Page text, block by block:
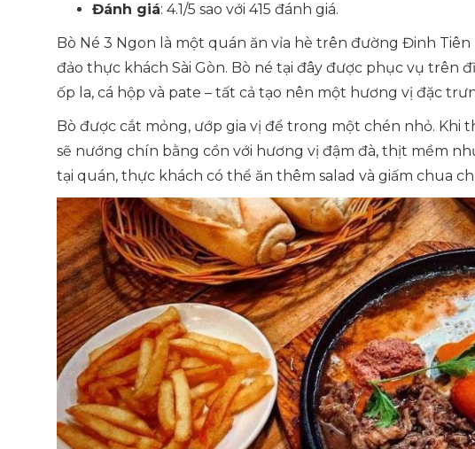
Đánh giá: 4.1/5 sao với 415 đánh giá.
Bò Né 3 Ngon là một quán ăn vỉa hè trên đường Đinh
đảo thực khách Sài Gòn. Bò né tại đây được phục vụ trên
ốp la, cá hộp và pate – tất cả tạo nên một hương vị đặc
Bò được cắt mỏng, ướp gia vị để trong một chén nhỏ. Khi
sẽ nướng chín bằng cồn với hương vị đậm đà, thịt mềm
tại quán, thực khách có thể ăn thêm salad và giấm chua